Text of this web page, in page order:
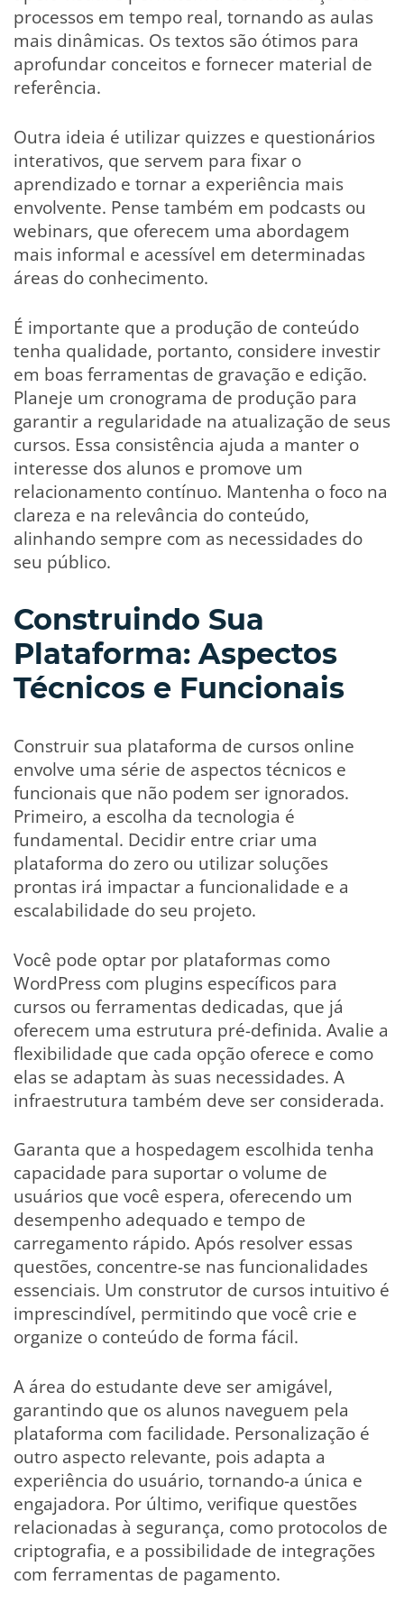
processos em tempo real, tornando as aulas
mais dinâmicas. Os textos são ótimos para
aprofundar conceitos e fornecer material de
referência.
Outra ideia é utilizar quizzes e questionários
interativos, que servem para fixar o
aprendizado e tornar a experiência mais
envolvente. Pense também em podcasts ou
webinars, que oferecem uma abordagem
mais informal e acessível em determinadas
áreas do conhecimento.
É importante que a produção de conteúdo
tenha qualidade, portanto, considere investir
em boas ferramentas de gravação e edição.
Planeje um cronograma de produção para
garantir a regularidade na atualização de seus
cursos. Essa consistência ajuda a manter o
interesse dos alunos e promove um
relacionamento contínuo. Mantenha o foco na
clareza e na relevância do conteúdo,
alinhando sempre com as necessidades do
seu público.
Construindo Sua
Plataforma: Aspectos
Técnicos e Funcionais
Construir sua plataforma de cursos online
envolve uma série de aspectos técnicos e
funcionais que não podem ser ignorados.
Primeiro, a escolha da tecnologia é
fundamental. Decidir entre criar uma
plataforma do zero ou utilizar soluções
prontas irá impactar a funcionalidade e a
escalabilidade do seu projeto.
Você pode optar por plataformas como
WordPress com plugins específicos para
cursos ou ferramentas dedicadas, que já
oferecem uma estrutura pré-definida. Avalie a
flexibilidade que cada opção oferece e como
elas se adaptam às suas necessidades. A
infraestrutura também deve ser considerada.
Garanta que a hospedagem escolhida tenha
capacidade para suportar o volume de
usuários que você espera, oferecendo um
desempenho adequado e tempo de
carregamento rápido. Após resolver essas
questões, concentre-se nas funcionalidades
essenciais. Um construtor de cursos intuitivo é
imprescindível, permitindo que você crie e
organize o conteúdo de forma fácil.
A área do estudante deve ser amigável,
garantindo que os alunos naveguem pela
plataforma com facilidade. Personalização é
outro aspecto relevante, pois adapta a
experiência do usuário, tornando-a única e
engajadora. Por último, verifique questões
relacionadas à segurança, como protocolos de
criptografia, e a possibilidade de integrações
com ferramentas de pagamento.